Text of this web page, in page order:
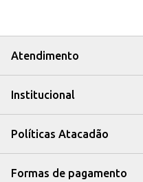
Perfeito para uso doméstico, em
Com o Adoçante Diet em Pó
para adoçar suas bebidas e
Atendimento
Institucional
Políticas Atacadão
Formas de pagamento